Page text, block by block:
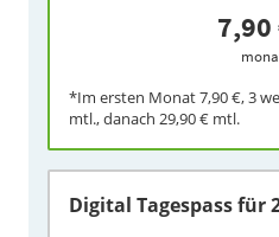
7,90
*Im ersten Monat7,90 €, 3
mtl., danach 29,90 € mtl.
Digital Tagespassfür